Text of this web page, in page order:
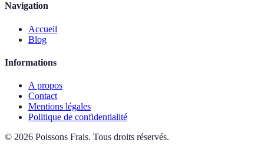
Navigation
Accueil
Blog
Informations
A propos
Contact
Mentions légales
Politique de confidentialité
© 2026 Poissons Frais. Tous droits réservés.